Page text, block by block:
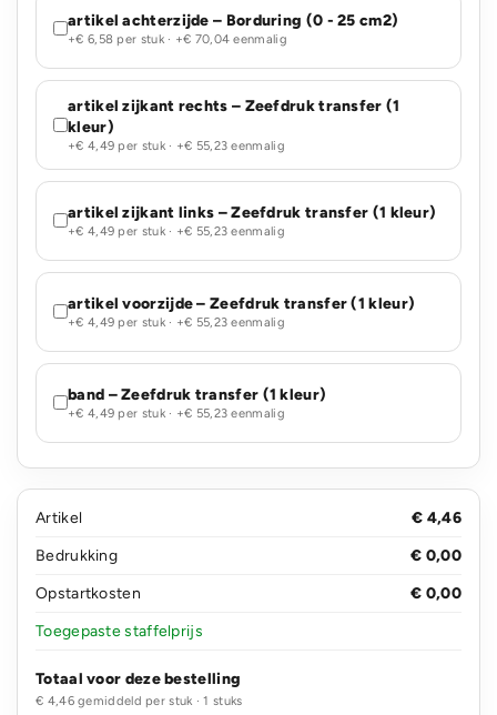
artikel achterzijde – Borduring (0 - 25 cm2)
+€ 6,58 per stuk · +€ 70,04 eenmalig
artikel zijkant rechts – Zeefdruk transfer (1
kleur)
+€ 4,49 per stuk · +€ 55,23 eenmalig
artikel zijkant links – Zeefdruk transfer (1 kleur)
+€ 4,49 per stuk · +€ 55,23 eenmalig
artikel voorzijde – Zeefdruk transfer (1 kleur)
+€ 4,49 per stuk · +€ 55,23 eenmalig
band – Zeefdruk transfer (1 kleur)
+€ 4,49 per stuk · +€ 55,23 eenmalig
Artikel
€ 4,46
Bedrukking
€ 0,00
Opstartkosten
€ 0,00
Toegepaste staffelprijs
Totaal voor deze bestelling
€ 4,46 gemiddeld per stuk · 1 stuks